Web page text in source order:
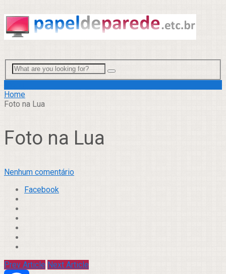
Home
Foto na Lua
Foto na Lua
Nenhum comentário
Facebook
Prev Article Next Article